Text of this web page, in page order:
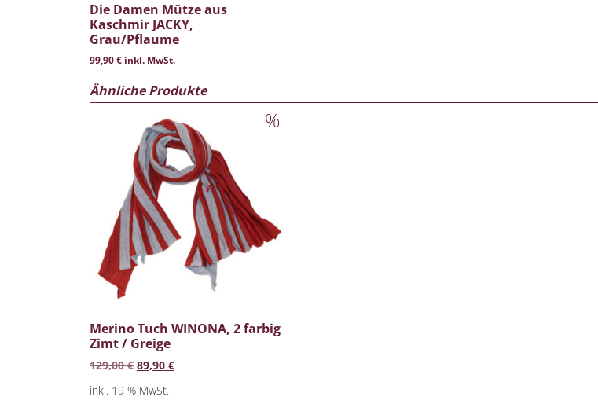
Die Damen Mütze aus
Kaschmir JACKY,
Grau/Pflaume
99,90€ inkl. MwSt.
Ähnliche Produkte
Angebot!
Merino Tuch WINONA, 2 farbig
Zimt / Greige
129,00€ Ursprünglicher Preis war: 129,00 €
89,90 €Aktueller Preis ist: 89,90 €.
inkl. 19 % MwSt.